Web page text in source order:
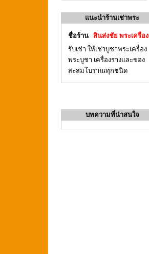
แนะนำร้านเช่าพระ
ชื่อร้าน สินส่งชัย พระเครื่อง
รับเช่า ให้เช่าบูชาพระเครื่อง
พระบูชา เครื่องรางและของ
สะสมโบราณทุกชนิด
บทความที่น่าสนใจ